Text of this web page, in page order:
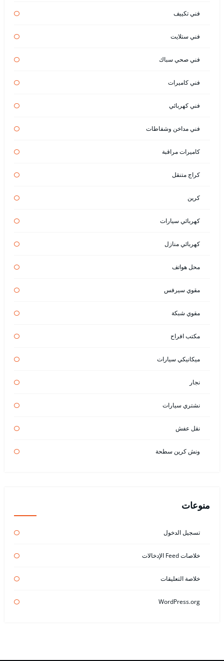
فني تكييف
فني ستلايت
فني صحي سباك
فني كاميرات
فني كهربائي
فني مداخن وشفاطات
كاميرات مراقبة
كراج متنقل
كرين
كهربائي سيارات
كهربائي منازل
محل هواتف
مقوي سيرفس
مقوي شبكة
مكتب افراح
ميكانيكي سيارات
نجار
نشتري سيارات
نقل عفش
ونش كرين سطحة
منوعات
تسجيل الدخول
خلاصات Feed الإدخالات
خلاصة التعليقات
WordPress.org